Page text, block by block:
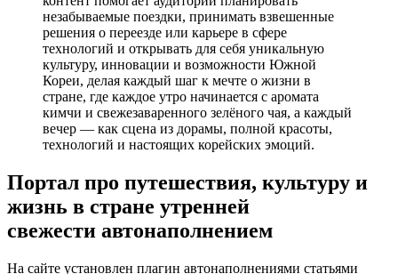
незабываемые поездки, принимать взвешенные
решения о переезде или карьере в сфере
технологий и открывать для себя уникальную
культуру, инновации и возможности Южной
Кореи, делая каждый шаг к мечте о жизни в
стране, где каждое утро начинается с аромата
кимчи и свежезаваренного зелёного чая, а каждый
вечер — как сцена из дорамы, полной красоты,
технологий и настоящих корейских эмоций.
Портал про путешествия, культуру и
жизнь в стране утренней
свежести автонаполнением
На сайте установлен плагин автонаполнениями статьями